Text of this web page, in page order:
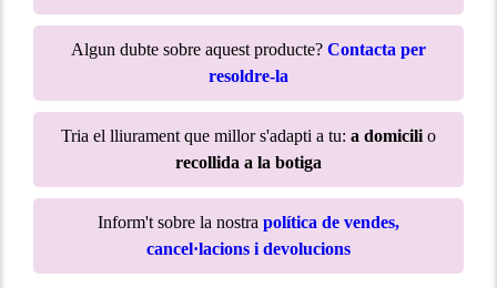
Algun dubte sobre aquest producte? Contacta per
resoldre-la
Tria el lliurament que millor s'adapti a tu: a domicili o
recollida a la botiga
Inform't sobre la nostra política de vendes,
cancel·lacions i devolucions